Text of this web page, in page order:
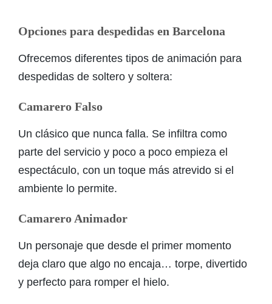
Opciones para despedidas en Barcelona
Ofrecemos diferentes tipos de animación para
despedidas de soltero y soltera:
Camarero Falso
Un clásico que nunca falla. Se infiltra como
parte del servicio y poco a poco empieza el
espectáculo, con un toque más atrevido si el
ambiente lo permite.
Camarero Animador
Un personaje que desde el primer momento
deja claro que algo no encaja… torpe, divertido
y perfecto para romper el hielo.